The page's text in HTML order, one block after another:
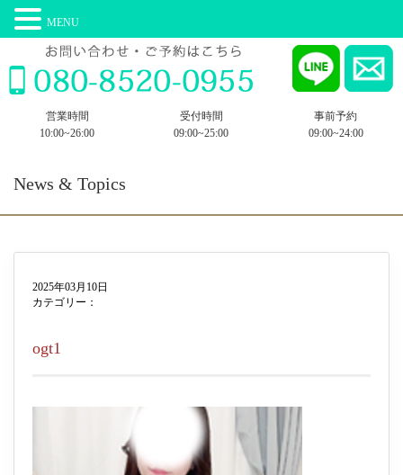
営業時間
10:00~26:00
受付時間
09:00~25:00
事前予約
09:00~24:00
News & Topics
2025年03月10日
カテゴリー：
ogt1
MENU